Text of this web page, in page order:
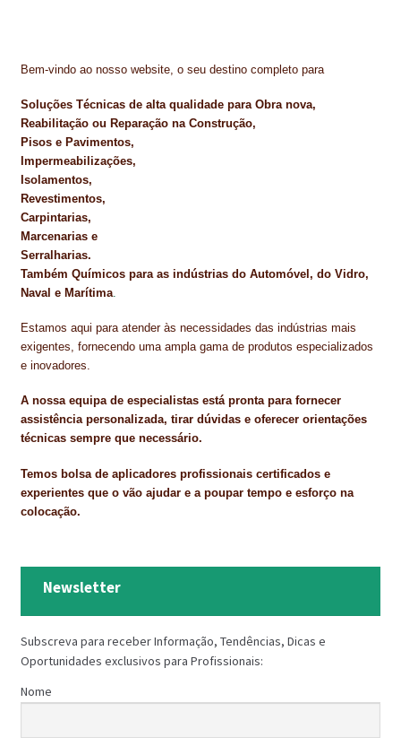
Bem-vindo ao nosso website, o seu destino completo para
Soluções Técnicas de alta qualidade para Obra nova,
Reabilitação ou Reparação na Construção,
Pisos e Pavimentos,
Impermeabilizações,
Isolamentos,
Revestimentos,
Carpintarias,
Marcenarias e
Serralharias.
Também Químicos para as indústrias do Automóvel, do Vidro,
Naval e Marítima.
Estamos aqui para atender às necessidades das indústrias mais
exigentes, fornecendo uma ampla gama de produtos especializados
e inovadores.
A nossa equipa de especialistas está pronta para fornecer
assistência personalizada, tirar dúvidas e oferecer orientações
técnicas sempre que necessário.
Temos bolsa de aplicadores profissionais certificados e
experientes que o vão ajudar e a poupar tempo e esforço na
colocação.
Newsletter
Subscreva para receber Informação, Tendências, Dicas e
Oportunidades exclusivos para Profissionais:
Nome